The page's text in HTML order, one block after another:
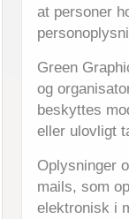
at personer
Green
og
beskyttes
eller ulovligt
Oplysninger
mails, som
elektronisk i